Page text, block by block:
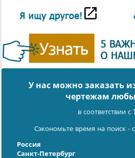
У нас можно заказать
чертежам
в соответствии с
Сэкономьте время на поиск -
Россия
Санкт-Петербург